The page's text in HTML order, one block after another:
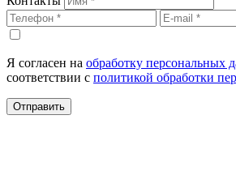
Я согласен на обработку персональных
соответствии с политикой обработки
Отправить